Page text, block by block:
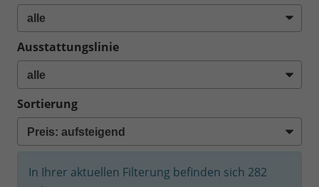
Ausstattungslinie
Sortierung
In Ihrer aktuellen Filterung befinden sich 282